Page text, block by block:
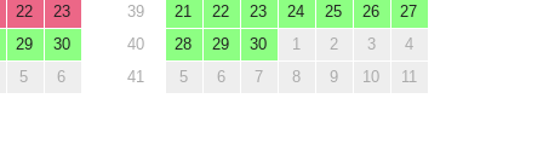
22
23
29
30
5 6
39
21 22 23 24 25 26
27
40
28 29 30 1 2 3
4
41
5 6 7 8 9 10 11